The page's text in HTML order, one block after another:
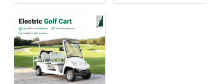
personalizados con
capacidad de
exportación a nivel
mundial
abastecimiento y